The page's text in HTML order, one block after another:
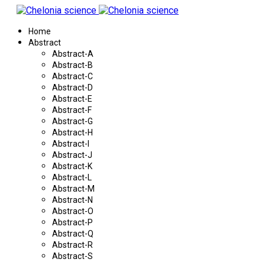
Home
Abstract
Abstract-A
Abstract-B
Abstract-C
Abstract-D
Abstract-E
Abstract-F
Abstract-G
Abstract-H
Abstract-I
Abstract-J
Abstract-K
Abstract-L
Abstract-M
Abstract-N
Abstract-O
Abstract-P
Abstract-Q
Abstract-R
Abstract-S